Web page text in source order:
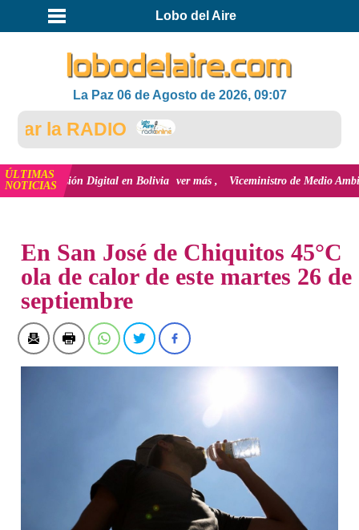
Lobo del Aire
La Paz 06 de Agosto de 2026, 09:07
la RADIO
ÚLTIMAS
NOTICIAS
inclusión Digital en Bolivia ver más Viceministro de Medio Ambiente,
En San José de Chiquitos 45°C
ola de calor de este martes 26 de
septiembre